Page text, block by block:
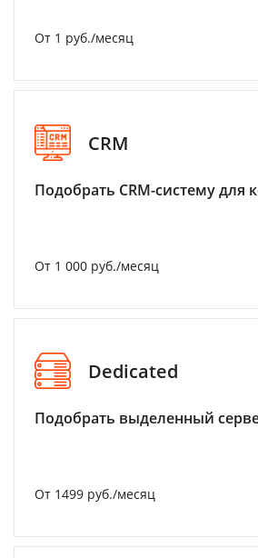
От 1 руб./месяц
CRM
Подобрать CRM-систему для
От 1 000 руб./месяц
Dedicated
Подобрать выделенный
От 1499 руб./месяц